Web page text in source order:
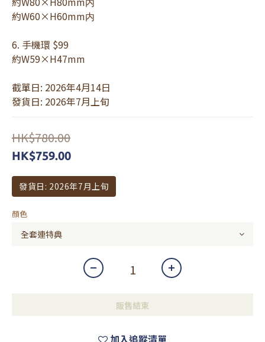
約W60×H60mm内
6. 手機環 $99
約W59×H47mm
截單日: 2026年4月14日
發貨日: 2026年7月上旬
HK$780.00
HK$759.00
發貨日: 2026年7月上旬
顏色
販售結束
加入追蹤清單